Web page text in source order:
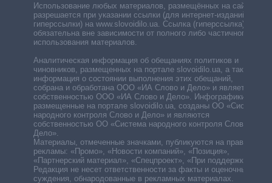
Использование любых материалов, размещённых на сайте,
разрешается при указании ссылки (для интернет-изданий —
гиперссылки) на www.slovoidilo.ua. Ссылка (гиперссылка)
обязательна вне зависимости от полного либо частичного
использования материалов.
Аналитическая информация об обещаниях политиков и
чиновников, размещенных на портале slovoidilo.ua, а также
информация о состоянии выполнения этих обещаний,
собрана и обработана ООО «ИА Слово и Дело» и является
собственностью ООО «ИА Слово и Дело». Инфографики,
размещенные на портале slovoidilo.ua, созданы ОО «Система
народного контроля Слово и Дело» и являются
собственностью ОО «Система народного контроля Слово и
Дело».
Материалы, отмеченные значками, публикуются на правах
рекламы: «Промо», «Новости компаний», «Позиция»,
«Партнерский материал», «Спецпроект», «При поддержке».
Редакция не несет ответственности за факты и оценочные
суждения, обнародованные в рекламных материалах.